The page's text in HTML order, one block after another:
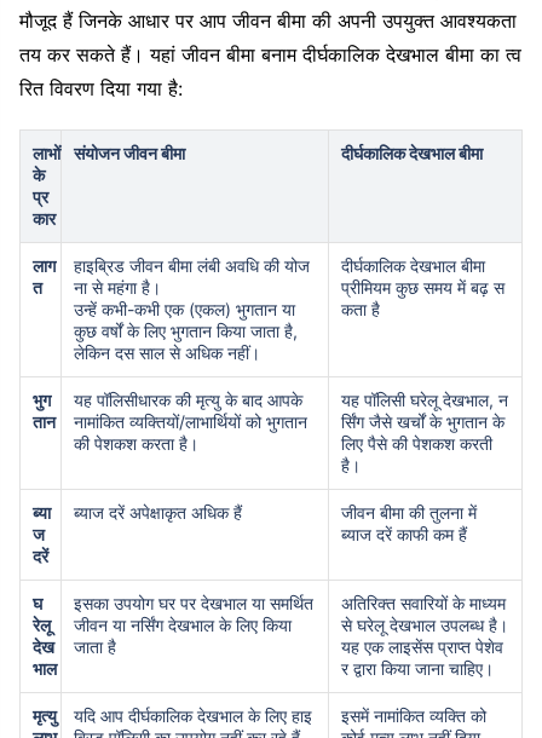
मौजूद हैं जिनके आधार पर आप जीवन बीमा की अपनी उपयुक्त आवश्यकता
तय कर सकते हैं। यहां जीवन बीमा बनाम दीर्घकालिक देखभाल बीमा का त्व
रित विवरण दिया गया है:
लाभों
के
प्र
कार
संयोजन जीवन बीमा दीर्घकालिक देखभाल बीमा
लाग
त
हाइब्रिड जीवन बीमा लंबी अवधि की योज
ना से महंगा है।
उन्हें कभी-कभी एक (एकल) भुगतान या
कुछ वर्षों के लिए भुगतान किया जाता है,
लेकिन दस साल से अधिक नहीं।
दीर्घकालिक देखभाल बीमा
प्रीमियम कुछ समय में बढ़ स
कता है
भुग
तान
यह पॉलिसीधारक की मृत्यु के बाद आपके
नामांकित व्यक्तियों/लाभार्थियों को भुगतान
की पेशकश करता है।
यह पॉलिसी घरेलू देखभाल, न
र्सिंग जैसे खर्चों के भुगतान के
लिए पैसे की पेशकश करती
है।
ब्या
ज
दरें
ब्याज दरें अपेक्षाकृत अधिक हैं
जीवन बीमा की तुलना में
ब्याज दरें काफी कम हैं
घ
रेलू
देख
भाल
इसका उपयोग घर पर देखभाल या समर्थित
जीवन या नर्सिंग देखभाल के लिए किया
जाता है
अतिरिक्त सवारियों के माध्यम
से घरेलू देखभाल उपलब्ध है।
यह एक लाइसेंस प्राप्त पेशेव
र द्वारा किया जाना चाहिए।
मृत्यु
यदि आप दीर्घकालिक देखभाल के लिए हाइ
इसमें नामांकित व्यक्ति को
उम्र टर्म इंश्योरेंस प्रीमियम को
कैसे प्रभावित करती है
24 वर्ष
₹ 434/माह*
34 वर्ष
₹ 630/माह*